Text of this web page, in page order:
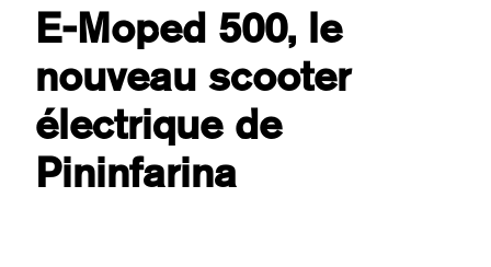
E-Moped 500, le
nouveau scooter
électrique de
Pininfarina